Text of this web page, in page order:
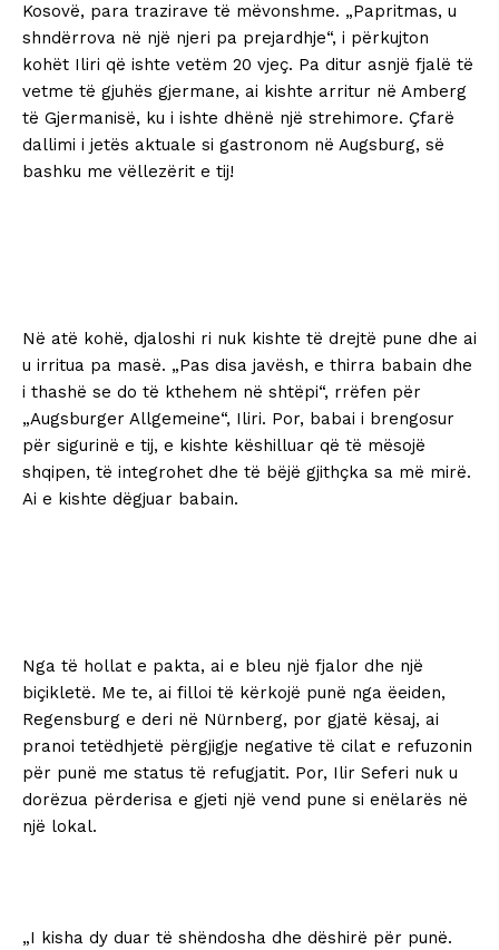
Kosovë, para trazirave të mëvonshme. „Papritmas, u
shndërrova në një njeri pa prejardhje“, i përkujton
kohët Iliri që ishte vetëm 20 vjeç. Pa ditur asnjë fjalë të
vetme të gjuhës gjermane, ai kishte arritur në Amberg
të Gjermanisë, ku i ishte dhënë një strehimore. Çfarë
dallimi i jetës aktuale si gastronom në Augsburg, së
bashku me vëllezërit e tij!
Në atë kohë, djaloshi ri nuk kishte të drejtë pune dhe ai
u irritua pa masë. „Pas disa javësh, e thirra babain dhe
i thashë se do të kthehem në shtëpi“, rrëfen për
„Augsburger Allgemeine“, Iliri. Por, babai i brengosur
për sigurinë e tij, e kishte këshilluar që të mësojë
shqipen, të integrohet dhe të bëjë gjithçka sa më mirë.
Ai e kishte dëgjuar babain.
Nga të hollat e pakta, ai e bleu një fjalor dhe një
biçikletë. Me te, ai filloi të kërkojë punë nga ëeiden,
Regensburg e deri në Nürnberg, por gjatë kësaj, ai
pranoi tetëdhjetë përgjigje negative të cilat e refuzonin
për punë me status të refugjatit. Por, Ilir Seferi nuk u
dorëzua përderisa e gjeti një vend pune si enëlarës në
një lokal.
„I kisha dy duar të shëndosha dhe dëshirë për punë.